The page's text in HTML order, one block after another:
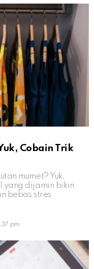
Cobain Trik
mumet? Yuk,
yang dijamin bikin
bebas stres
pm